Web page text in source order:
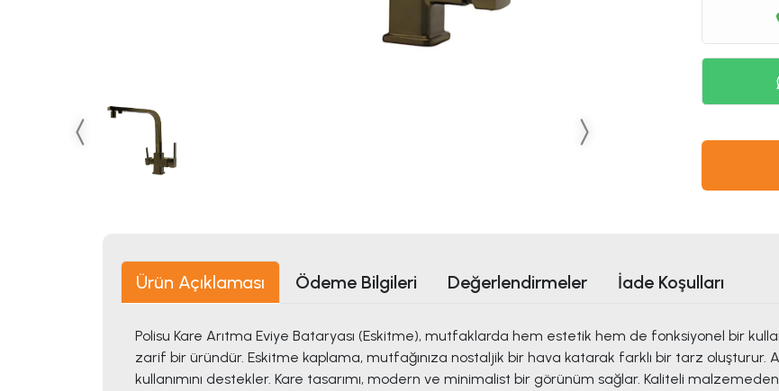
Ürün Açıklaması Ödeme Bilgileri Değerlendirmeler İade Koşulları
Polisu Kare Arıtma Eviye Bataryası (Eskitme), mutfaklarda hem estetik hem de fonksiyonel bir
zarif bir üründür. Eskitme kaplama, mutfağınıza nostaljik bir hava katarak farklı bir tarz oluşturur.
kullanımını destekler. Kare tasarımı, modern ve minimalist bir görünüm sağlar. Kaliteli